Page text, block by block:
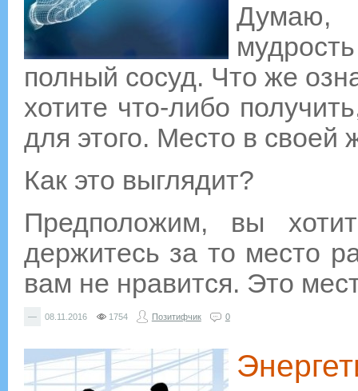
Думаю,
полный сосуд. Что же
хотите что-либо
для этого. Место в своей
Как это выглядит?
Предположим, вы
держитесь за то место
вам не нравится. Это
— 08.11.2016 1754 Позитифчик 0